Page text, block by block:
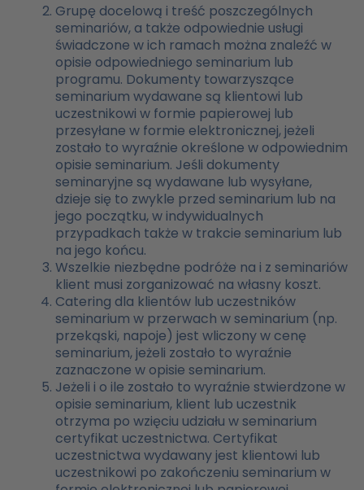
Grupę docelową i treść poszczególnych
seminariów, a także odpowiednie usługi
świadczone w ich ramach można znaleźć w
opisie odpowiedniego seminarium lub
programu. Dokumenty towarzyszące
seminarium wydawane są klientowi lub
uczestnikowi w formie papierowej lub
przesyłane w formie elektronicznej, jeżeli
zostało to wyraźnie określone w odpowiednim
opisie seminarium. Jeśli dokumenty
seminaryjne są wydawane lub wysyłane,
dzieje się to zwykle przed seminarium lub na
jego początku, w indywidualnych
przypadkach także w trakcie seminarium lub
na jego końcu.
Wszelkie niezbędne podróże na i z seminariów
klient musi zorganizować na własny koszt.
Catering dla klientów lub uczestników
seminarium w przerwach w seminarium (np.
przekąski, napoje) jest wliczony w cenę
seminarium, jeżeli zostało to wyraźnie
zaznaczone w opisie seminarium.
Jeżeli i o ile zostało to wyraźnie stwierdzone w
opisie seminarium, klient lub uczestnik
otrzyma po wzięciu udziału w seminarium
certyfikat uczestnictwa. Certyfikat
uczestnictwa wydawany jest klientowi lub
uczestnikowi po zakończeniu seminarium w